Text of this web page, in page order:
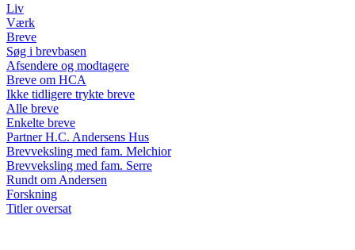
Liv
Værk
Breve
Søg i brevbasen
Afsendere og modtagere
Breve om HCA
Ikke tidligere trykte breve
Alle breve
Enkelte breve
Partner H.C. Andersens Hus
Brevveksling med fam. Melchior
Brevveksling med fam. Serre
Rundt om Andersen
Forskning
Titler oversat